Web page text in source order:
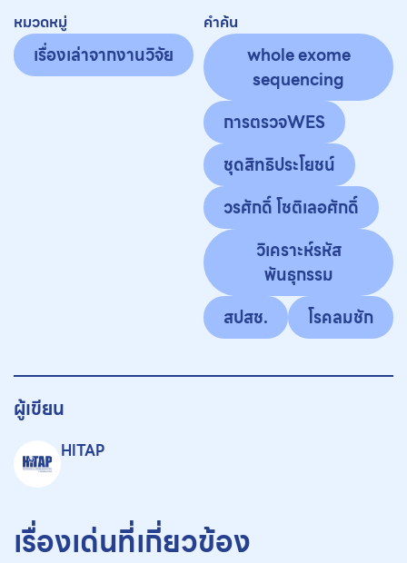
หมวดหมู่
เรื่องเล่าจากงานวิจัย
คำค้น
whole exome
sequencing
การตรวจWES
ชุดสิทธิประโยชน์
วรศักดิ์ โชติเลอศักดิ์
วิเคราะห์รหัส
พันธุกรรม
สปสช.
โรคลมชัก
ผู้เขียน
HITAP
เรื่องเด่นที่เกี่ยวข้อง